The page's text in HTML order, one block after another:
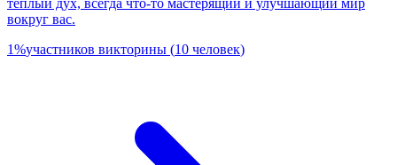
теплый дух, всегда что-то мастерящий и улучшающий мир
вокруг вас.
1%участников викторины (10 человек)